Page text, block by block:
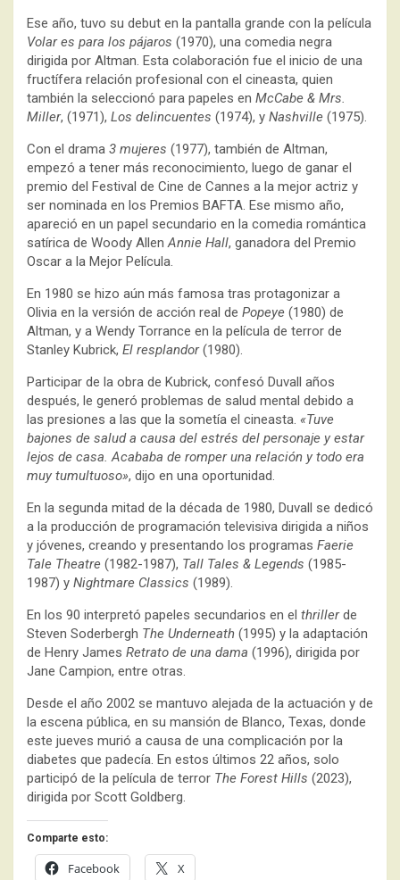
Ese año, tuvo su debut en la pantalla grande con la película
Volar es para los pájaros (1970), una comedia negra
dirigida por Altman. Esta colaboración fue el inicio de una
fructífera relación profesional con el cineasta, quien
también la seleccionó para papeles en McCabe & Mrs.
Miller, (1971), Los delincuentes (1974), y Nashville (1975).
Con el drama 3 mujeres (1977), también de Altman,
empezó a tener más reconocimiento, luego de ganar el
premio del Festival de Cine de Cannes a la mejor actriz y
ser nominada en los Premios BAFTA. Ese mismo año,
apareció en un papel secundario en la comedia romántica
satírica de Woody Allen Annie Hall, ganadora del Premio
Oscar a la Mejor Película.
En 1980 se hizo aún más famosa tras protagonizar a
Olivia en la versión de acción real de Popeye (1980) de
Altman, y a Wendy Torrance en la película de terror de
Stanley Kubrick, El resplandor(1980).
Participar de la obra de Kubrick, confesó Duvall años
después, le generó problemas de salud mental debido a
las presiones a las que la sometía el cineasta. «Tuve
bajones de salud a causa del estrés del personaje y estar
lejos de casa. Acababa de romper una relación y todo era
muy tumultuoso», dijo en una oportunidad.
En la segunda mitad de la década de 1980, Duvall se dedicó
a la producción de programación televisiva dirigida a niños
y jóvenes, creando y presentando los programas Faerie
Tale Theatre (1982-1987), Tall Tales & Legends (1985-
1987) y Nightmare Classics (1989).
En los 90 interpretó papeles secundarios en el thrillerde
Steven Soderbergh The Underneath (1995) y la adaptación
de Henry James Retrato de una dama (1996), dirigida por
Jane Campion, entre otras.
Desde el año 2002 se mantuvo alejada de la actuación y de
la escena pública, en su mansión de Blanco, Texas, donde
este jueves murió a causa de una complicación por la
diabetes que padecía. En estos últimos 22 años, solo
participó de la película de terror The Forest Hills (2023),
dirigida por Scott Goldberg.
Comparte esto:
Facebook X